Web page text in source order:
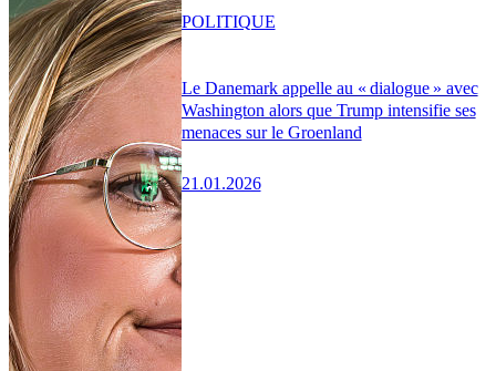
Le Danemark appelle au « dialogue » avec
Washington alors que Trump intensifie ses
menaces sur le Groenland
21.01.2026
POLITIQUE